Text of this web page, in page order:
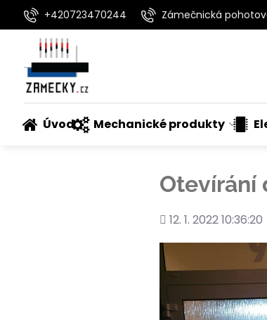
+420723470244 Zámečnická
Úvod Mechanické produkty
Otevírání
Přidáno
12. 1. 2022 10:36:20